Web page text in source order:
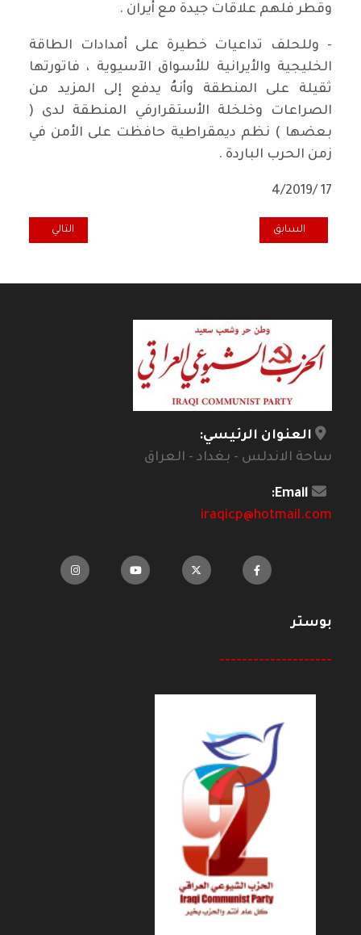
وقطر فلهم علاقات جيدة مع أيران .
- وللحلف تداعيات خطيرة على أمدادات الطاقة
الخليجية والأيرانية للأسواق الآسيوية ، فاتورتها
ثقيلة على المنطقة وأنهُ يدفع إلى المزيد من
الصراعات وخلخلة الأستقرارفي المنطقة لدى (
بعضها ) نظم ديمقراطية حافظت على الأمن في
زمن الحرب الباردة .
17 /4/2019
المقال السابق: رأي - ليكن نشيدنا الوطني، نشيد مباديء وقيم لا
السابق المقال التالي: 9 / 4 / 2003 يوم الاحتلال يوم السقوط
التالي
العنوان الرئيسي:
ساحة الاندلس - بغداد - العراق
Email:
iraqicp@hotmail.com
بوستر
--------------------